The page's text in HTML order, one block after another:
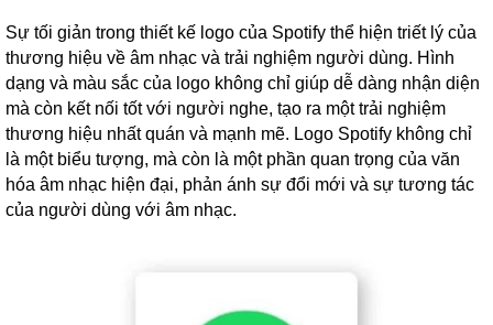
Sự tối giản trong thiết kế logo của Spotify thể hiện triết lý của
thương hiệu về âm nhạc và trải nghiệm người dùng. Hình
dạng và màu sắc của logo không chỉ giúp dễ dàng nhận diện
mà còn kết nối tốt với người nghe, tạo ra một trải nghiệm
thương hiệu nhất quán và mạnh mẽ. Logo Spotify không chỉ
là một biểu tượng, mà còn là một phần quan trọng của văn
hóa âm nhạc hiện đại, phản ánh sự đổi mới và sự tương tác
của người dùng với âm nhạc.